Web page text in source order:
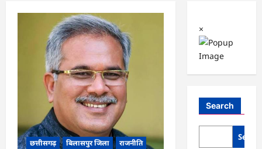
छत्तीसगढ़ बिलासपुर जिला राजनीति
×
Search